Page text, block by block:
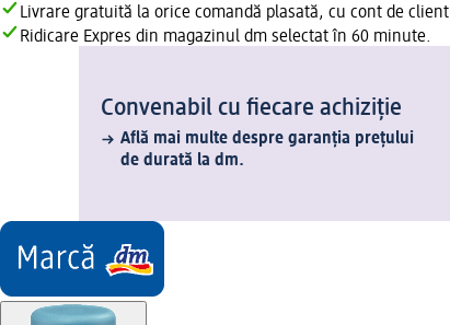
Livrare gratuită la orice comandă plasată, cu cont de client
Ridicare Expres din magazinul dm selectat în 60 minute.
Convenabil cu fiecare achiziție
Află mai multe despre garanția prețului
de durată la dm.